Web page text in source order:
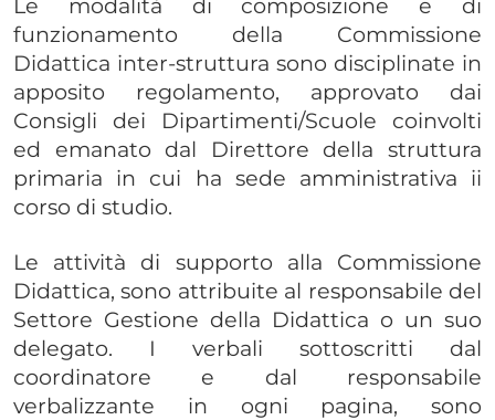
Le modalità di composizione e di
funzionamento della Commissione
Didattica inter-struttura sono disciplinate in
apposito regolamento, approvato dai
Consigli dei Dipartimenti/Scuole coinvolti
ed emanato dal Direttore della struttura
primaria in cui ha sede amministrativa ii
corso di studio.
Le attività di supporto alla Commissione
Didattica, sono attribuite al responsabile del
Settore Gestione della Didattica o un suo
delegato. I verbali sottoscritti dal
coordinatore e dal responsabile
verbalizzante in ogni pagina, sono